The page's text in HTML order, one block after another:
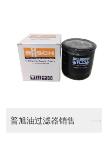
泵RA015... 莱宝